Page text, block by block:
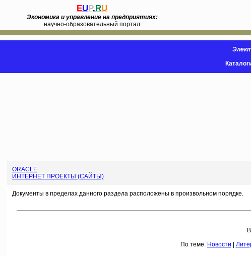
EUP.RU
Экономика и управление на предприятиях:
научно-образовательный портал
ORACLE
ИНТЕРНЕТ ПРОЕКТЫ (САЙТЫ)
Документы в пределах данного раздела расположены в произвольном порядке.
По теме: Новости